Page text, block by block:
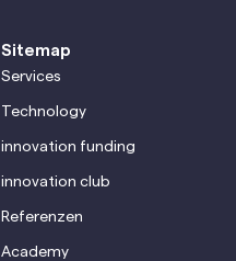
Sitemap
Services
Technology
innovation funding
innovation club
Referenzen
Academy